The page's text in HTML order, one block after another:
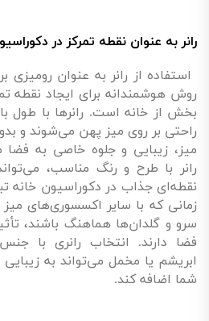
رانر به عنوان نقطه تمرکز در
استفاده از رانر به عنوان رومیزی
روش هوشمندانه برای ایجاد نقطه
بخش از خانه است. رانرها با طول
راحتی بر روی میز پهن می‌شوند و
میز، زیبایی و جلوه خاصی به
رانر با طرح و رنگ مناسب،
نقطه‌ای جذاب در دکوراسیون خانه
زمانی که با سایر اکسسوری‌های
سرو و گلدان‌ها هماهنگ باشند،
فضا دارند. انتخاب رانری با
ابریشم یا مخمل می‌تواند به
شما اضافه کند.